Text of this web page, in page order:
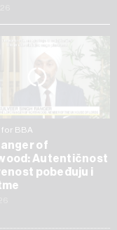
BBA
of
Autentičnost
pobeđuju i